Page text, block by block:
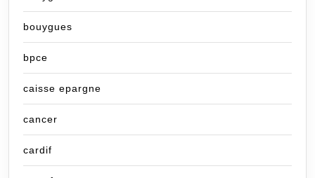
bouygues
bpce
caisse epargne
cancer
cardif